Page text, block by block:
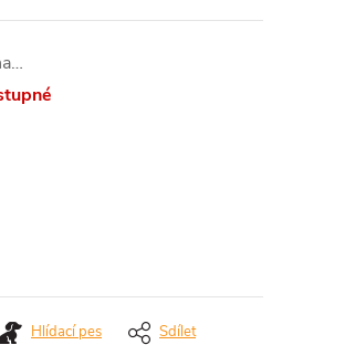
Hlídací pes Sdílet